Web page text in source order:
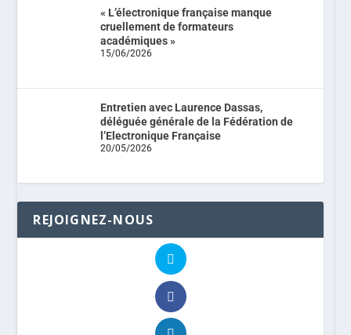
« L’électronique française manque
cruellement de formateurs
académiques »
15/06/2026
Entretien avec Laurence Dassas,
déléguée générale de la Fédération de
l’Electronique Française
20/05/2026
REJOIGNEZ-NOUS